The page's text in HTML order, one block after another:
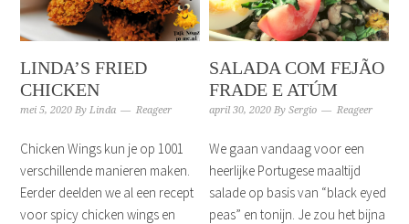
LINDA’S FRIED
CHICKEN
mei 5, 2020 ByLinda Reageer
Chicken Wings kun je op 1001
verschillende manieren maken.
Eerder deelden we al een recept
voor spicy chicken wings en
SALADA COM FEJÃO
FRADE E ATÚM
april 30, 2020 BySergio Reageer
We gaan vandaag voor een
heerlijke Portugese maaltijd
salade op basis van “black eyed
peas” en tonijn. Je zou het bijna